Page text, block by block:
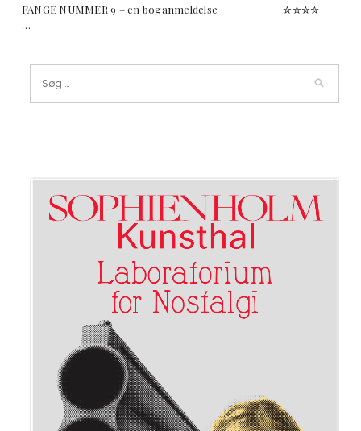
FANGE NUMMER 9 – en boganmeldelse ✮✮✮✮
…